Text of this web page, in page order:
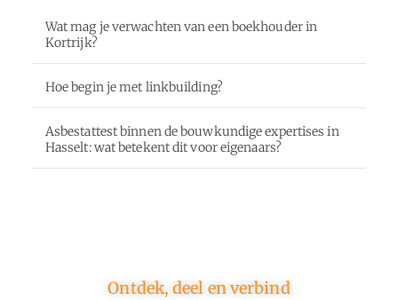
Wat mag je verwachten van een boekhouder in
Kortrijk?
Hoe begin je met linkbuilding?
Asbestattest binnen de bouwkundige expertises in
Hasselt: wat betekent dit voor eigenaars?
Ontdek, deel en verbind